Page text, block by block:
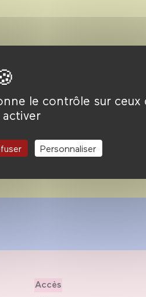
le contrôle sur ceux
activer
Personnaliser
Accès